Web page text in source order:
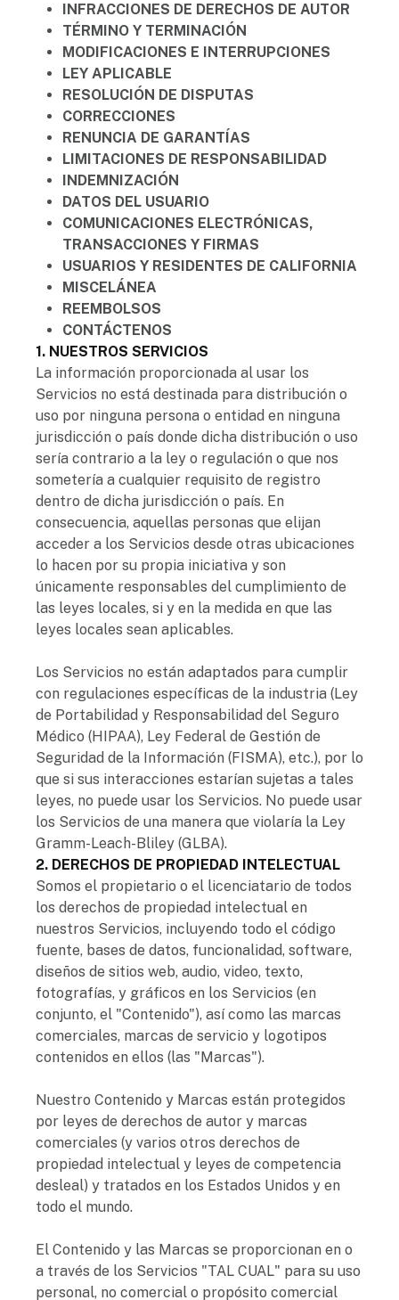
INFRACCIONES DE DERECHOS DE AUTOR
TÉRMINO Y TERMINACIÓN
MODIFICACIONES E INTERRUPCIONES
LEY APLICABLE
RESOLUCIÓN DE DISPUTAS
CORRECCIONES
RENUNCIA DE GARANTÍAS
LIMITACIONES DE RESPONSABILIDAD
INDEMNIZACIÓN
DATOS DEL USUARIO
COMUNICACIONES ELECTRÓNICAS,
TRANSACCIONES Y FIRMAS
USUARIOS Y RESIDENTES DE CALIFORNIA
MISCELÁNEA
REEMBOLSOS
CONTÁCTENOS
1. NUESTROS SERVICIOS
La información proporcionada al usar los
Servicios no está destinada para distribución o
uso por ninguna persona o entidad en ninguna
jurisdicción o país donde dicha distribución o uso
sería contrario a la ley o regulación o que nos
sometería a cualquier requisito de registro
dentro de dicha jurisdicción o país. En
consecuencia, aquellas personas que elijan
acceder a los Servicios desde otras ubicaciones
lo hacen por su propia iniciativa y son
únicamente responsables del cumplimiento de
las leyes locales, si y en la medida en que las
leyes locales sean aplicables.
Los Servicios no están adaptados para cumplir
con regulaciones específicas de la industria (Ley
de Portabilidad y Responsabilidad del Seguro
Médico (HIPAA), Ley Federal de Gestión de
Seguridad de la Información (FISMA), etc.), por lo
que si sus interacciones estarían sujetas a tales
leyes, no puede usar los Servicios. No puede usar
los Servicios de una manera que violaría la Ley
Gramm-Leach-Bliley (GLBA).
2. DERECHOS DE PROPIEDAD INTELECTUAL
Somos el propietario o el licenciatario de todos
los derechos de propiedad intelectual en
nuestros Servicios, incluyendo todo el código
fuente, bases de datos, funcionalidad, software,
diseños de sitios web, audio, video, texto,
fotografías, y gráficos en los Servicios (en
conjunto, el "Contenido"), así como las marcas
comerciales, marcas de servicio y logotipos
contenidos en ellos (las "Marcas").
Nuestro Contenido y Marcas están protegidos
por leyes de derechos de autor y marcas
comerciales (y varios otros derechos de
propiedad intelectual y leyes de competencia
desleal) y tratados en los Estados Unidos y en
todo el mundo.
El Contenido y las Marcas se proporcionan en o
a través de los Servicios "TAL CUAL" para su uso
personal, no comercial o propósito comercial